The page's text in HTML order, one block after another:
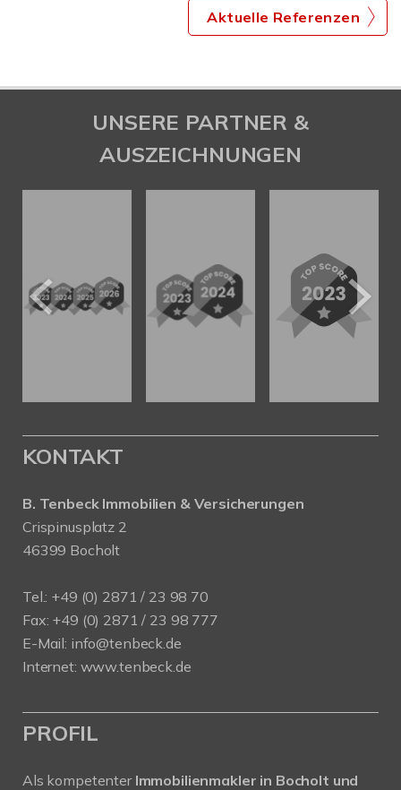
Aktuelle Referenzen
UNSERE PARTNER &
AUSZEICHNUNGEN
KONTAKT
B. Tenbeck Immobilien & Versicherungen
Crispinusplatz 2
46399 Bocholt
Tel.: +49 (0) 2871 / 23 98 70
Fax: +49 (0) 2871 / 23 98 777
E-Mail: info@tenbeck.de
Internet: www.tenbeck.de
PROFIL
Als kompetenter Immobilienmakler in Bocholt und